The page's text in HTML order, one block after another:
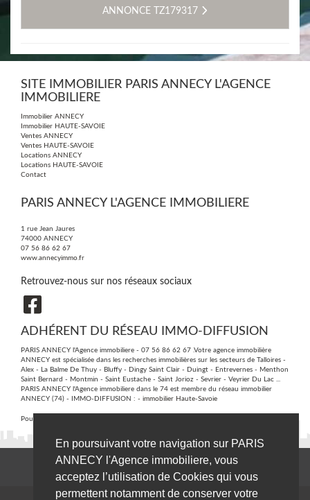
En poursuivant votre navigation sur PARIS
ANNECY l'Agence immobiliere, vous
acceptez l’utilisation de Cookies qui vous
permettent notamment de conserver votre
ANNONCE TZ179317
SITE IMMOBILIER PARIS ANNECY L'AGENCE
IMMOBILIERE
Immobilier ANNECY
Immobilier HAUTE-SAVOIE
Ventes ANNECY
Ventes HAUTE-SAVOIE
Locations ANNECY
Locations HAUTE-SAVOIE
Contact
PARIS ANNECY L'AGENCE IMMOBILIERE
1 rue Jean Jaures
74000 ANNECY
07 56 86 62 67
www.annecyimmo.fr
Retrouvez-nous sur nos réseaux sociaux
ADHÉRENT DU RÉSEAU IMMO-DIFFUSION
PARIS ANNECY l'Agence immobiliere - 07 56 86 62 67 .Votre agence immobilière
ANNECY est spécialisée dans les recherches immobilières sur les secteurs de Talloires -
Alex - La Balme De Thuy - Bluffy - Dingy Saint Clair - Duingt - Entrevernes - Menthon
Saint Bernard - Montmin - Saint Eustache - Saint Jorioz - Sevrier - Veyrier Du Lac ...
PARIS ANNECY l'Agence immobiliere dans le 74 est membre du réseau immobilier
ANNECY (74) - IMMO-DIFFUSION : - immobilier Haute-Savoie
Pour plus d'informations contactez notre secrétariat central au :